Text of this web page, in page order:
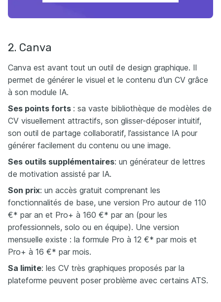
2. Canva
Canva est avant tout un outil de design graphique. Il
permet de générer le visuel et le contenu d’un CV grâce
à son module IA.
Ses points forts : sa vaste bibliothèque de modèles de
CV visuellement attractifs, son glisser-déposer intuitif,
son outil de partage collaboratif, l’assistance IA pour
générer facilement du contenu ou une image.
Ses outils supplémentaires: un générateur de lettres
de motivation assisté par IA.
Son prix: un accès gratuit comprenant les
fonctionnalités de base, une version Pro autour de 110
€* par an et Pro+ à 160 €* par an (pour les
professionnels, solo ou en équipe). Une version
mensuelle existe : la formule Pro à 12 €* par mois et
Pro+ à 16 €* par mois.
Sa limite: les CV très graphiques proposés par la
plateforme peuvent poser problème avec certains ATS.​